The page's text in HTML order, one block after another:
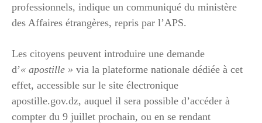
professionnels, indique un communiqué du ministère
des Affaires étrangères, repris par l’APS.
Les citoyens peuvent introduire une demande
d’« apostille » via la plateforme nationale dédiée à cet
effet, accessible sur le site électronique
apostille.gov.dz, auquel il sera possible d’accéder à
compter du 9 juillet prochain, ou en se rendant